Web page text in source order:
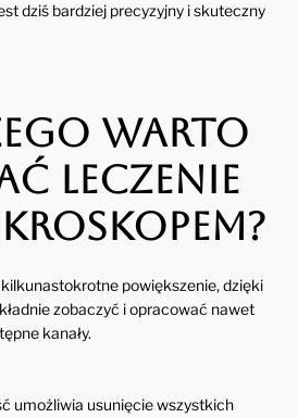
dziś bardziej precyzyjny i skuteczny
warto
leczenie
powiększenie, dzięki
zobaczyć i opracować nawet
kanały.
umożliwia usunięcie wszystkich